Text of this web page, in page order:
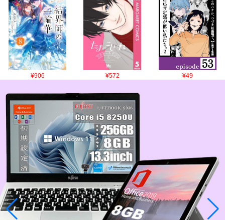
¥906 ¥572 ¥49